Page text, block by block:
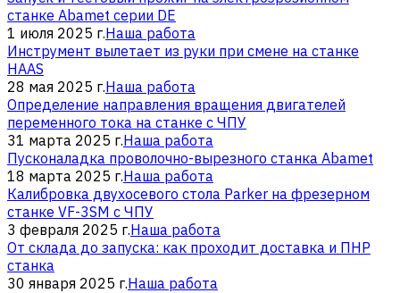
станке Abamet серии DE
1 июля 2025 г.Наша работа
Инструмент вылетает из руки при смене на станке
HAAS
28 мая 2025 г.Наша работа
Определение направления вращения двигателей
переменного тока на станке с ЧПУ
31 марта 2025 г.Наша работа
Пусконаладка проволочно-вырезного станка Abamet
18 марта 2025 г.Наша работа
Калибровка двухосевого стола Parker на фрезерном
станке VF-3SM с ЧПУ
3 февраля 2025 г.Наша работа
От склада до запуска: как проходит доставка и ПНР
станка
30 января 2025 г.Наша работа